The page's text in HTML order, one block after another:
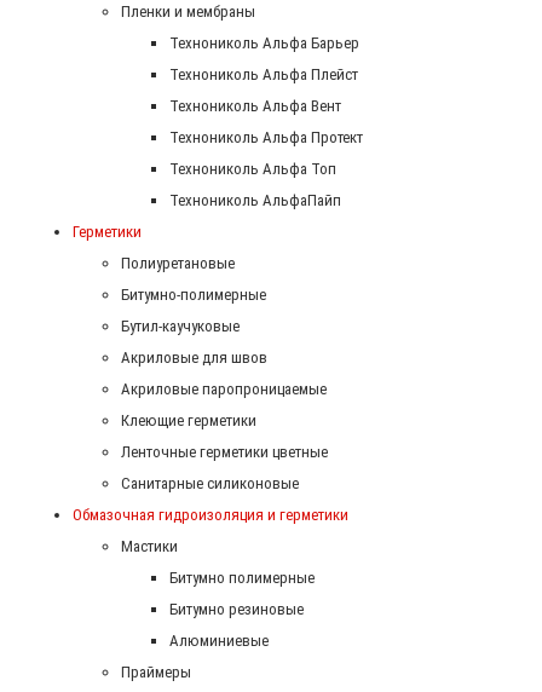
Пленки и мембраны
Технониколь Альфа Барьер
Технониколь Альфа Плейст
Технониколь Альфа Вент
Технониколь Альфа Протект
Технониколь Альфа Топ
Технониколь АльфаПайп
Герметики
Полиуретановые
Битумно-полимерные
Бутил-каучуковые
Акриловые для швов
Акриловые паропроницаемые
Клеющие герметики
Ленточные герметики цветные
Санитарные силиконовые
Обмазочная гидроизоляция и герметики
Мастики
Битумно полимерные
Битумно резиновые
Алюминиевые
Праймеры